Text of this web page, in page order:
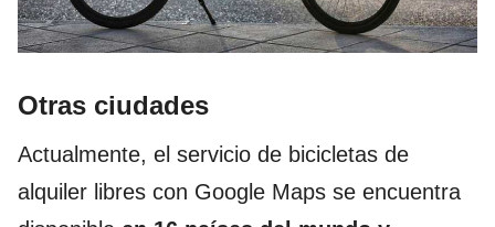
Otras ciudades
Actualmente, el servicio de bicicletas de
alquiler libres con Google Maps se encuentra